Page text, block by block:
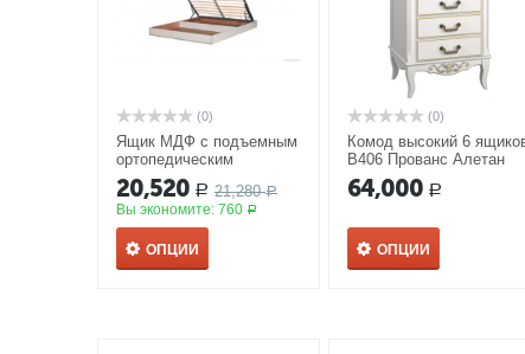
(0)
Ящик МДФ с подъемным
ортопедическим
основанием к кровати
120*200 Прованс Алетан
20,520 Р 21,280 Р
Вы экономите: 760 Р
ОПЦИИ
(0)
Комод высокий 6
В406 Прованс Алетан
64,000 Р
ОПЦИИ